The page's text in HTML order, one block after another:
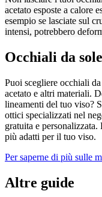
acetato esposte a calore
esempio se lasciate sul
intensi, potrebbero
Occhiali da
Puoi scegliere occhiali
acetato e altri materiali.
lineamenti del tuo viso?
ottici specializzati nel
gratuita e
più adatti per il tuo viso.
Per saperne di più sulle
Altre guide